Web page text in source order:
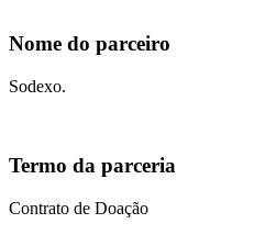
Nome do parceiro
Sodexo.
Termo da parceria
Contrato de Doação